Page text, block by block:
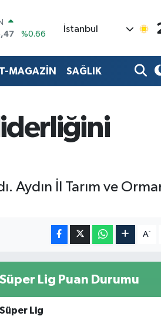
%0.66
%0.06
%0.39
İstanbul
MAGAZİN SAĞLIK
Aydın İl Tarım ve
A-
Süper Lig Puan Durumu
Süper Lig